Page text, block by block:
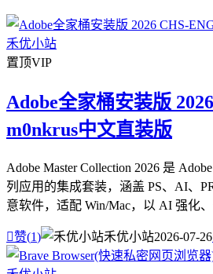
置顶VIP
Adobe全家桶安装版
m0nkrus中文直装版
Adobe Master Collection 2026 是
列应用的集成套装，涵盖 PS、AI、
意软件，适配 Win/Mac，以 AI 强化
赞(1) 禾优小站2026-07-26